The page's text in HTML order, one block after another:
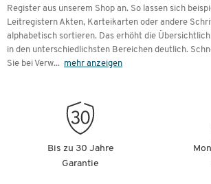
Register aus unserem Shop an. So lassen sich
Leitregistern Akten, Karteikarten oder andere
alphabetisch sortieren. Das erhöht die
in den unterschiedlichsten Bereichen deutlich.
Sie bei Verw... mehr anzeigen
Bis zu 30 Jahre
Garantie